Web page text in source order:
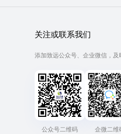
关注或联系我们
添加致远公众号、企业微信，及
公众号二维码 企微二维